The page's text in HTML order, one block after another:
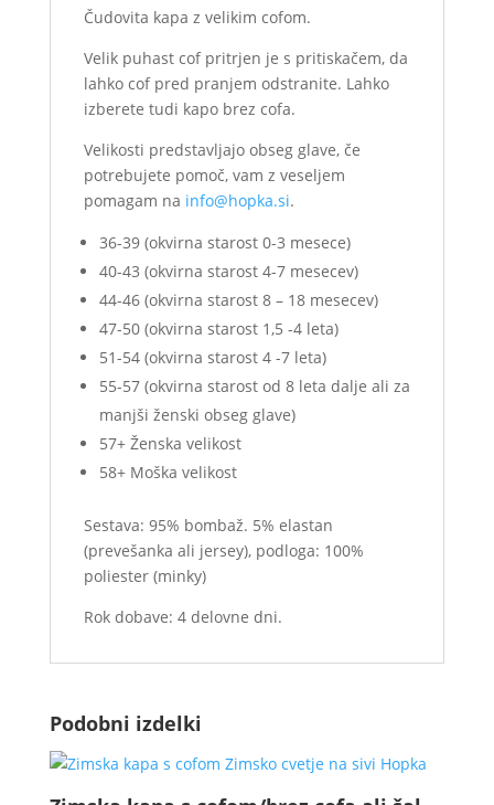
Čudovita kapa z velikim cofom.
Velik puhast cof pritrjen je s pritiskačem, da
lahko cof pred pranjem odstranite. Lahko
izberete tudi kapo brez cofa.
Velikosti predstavljajo obseg glave, če
potrebujete pomoč, vam z veseljem
pomagam na info@hopka.si.
36-39 (okvirna starost 0-3 mesece)
40-43 (okvirna starost 4-7 mesecev)
44-46 (okvirna starost 8 – 18 mesecev)
47-50 (okvirna starost 1,5 -4 leta)
51-54 (okvirna starost 4 -7 leta)
55-57 (okvirna starost od 8 leta dalje ali za
manjši ženski obseg glave)
57+ Ženska velikost
58+ Moška velikost
Sestava: 95% bombaž. 5% elastan
(prevešanka ali jersey), podloga: 100%
poliester (minky)
Rok dobave: 4 delovne dni.
Podobni izdelki